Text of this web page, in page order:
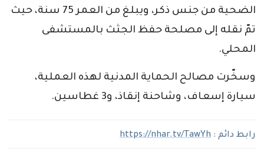
الضحية من جنس ذكر، ويبلغ من العمر 75 سنة، حيث
تمّ نقله إلى مصلحة حفظ الجثث بالمستشفى
المحلي.
وسخّرت مصالح الحماية المدنية لهذه العملية،
سيارة إسعاف، وشاحنة إنقاذ، و3 غطاسين.
رابط دائم : https://nhar.tv/TawYh